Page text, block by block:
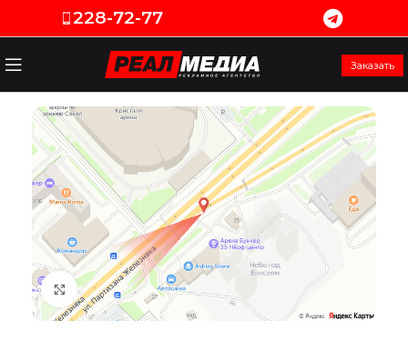
228-72-77
Заказать
Увеличить